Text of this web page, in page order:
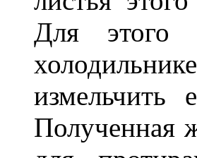
Для
измельчить
Полученная